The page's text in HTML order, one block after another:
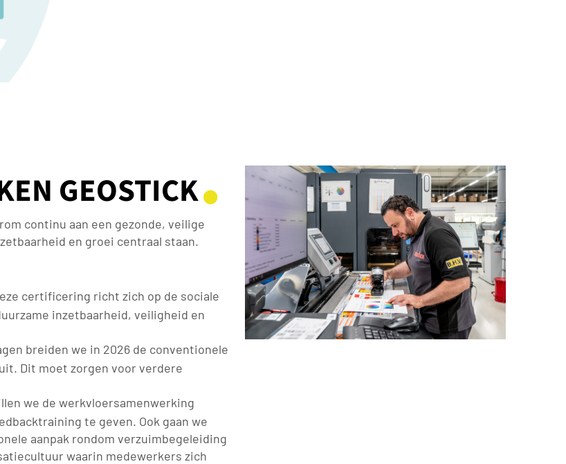
GEOSTICK ⬤
continu aan een gezonde, veilige
en groei centraal staan.
certificering richt zich op de sociale
inzetbaarheid, veiligheid en
breiden we in 2026 de conventionele
Dit moet zorgen voor verdere
we de werkvloersamenwerking
te geven. Ook gaan we
aanpak rondom verzuimbegeleiding
waarin medewerkers zich